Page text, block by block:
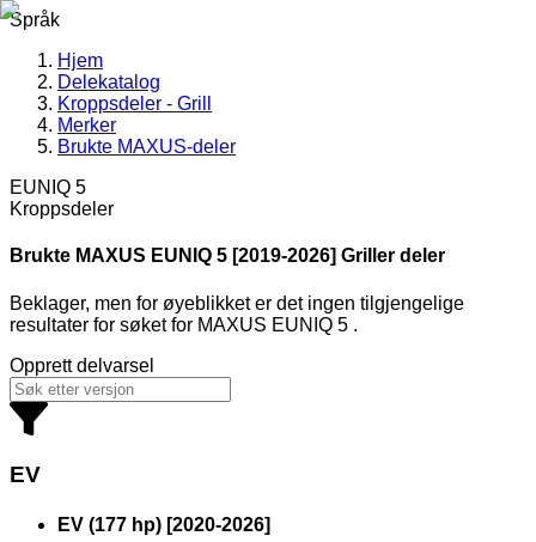
Språk
Hjem
Delekatalog
Kroppsdeler - Grill
Merker
Brukte MAXUS-deler
EUNIQ 5
Kroppsdeler
Brukte MAXUS EUNIQ 5 [2019-2026] Griller deler
Beklager, men for øyeblikket er det ingen tilgjengelige
resultater for søketfor MAXUS EUNIQ 5 .
Opprett delvarsel
EV
EV (177 hp) [2020-2026]